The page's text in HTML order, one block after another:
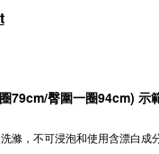
79cm/臀圍一圈94cm) 示
滌，不可浸泡和使用含漂白成分